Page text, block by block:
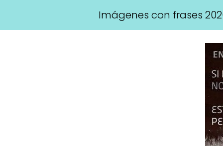
Imágenes con frases